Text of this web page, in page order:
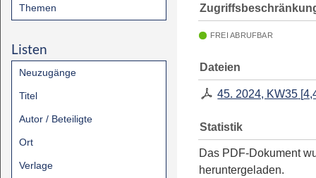
Themen
Listen
Neuzugänge
Titel
Autor / Beteiligte
Ort
Verlage
FREI ABRUFBAR
Dateien
45. 2024, KW35 [
Statistik
Das PDF-Dokument
heruntergeladen.